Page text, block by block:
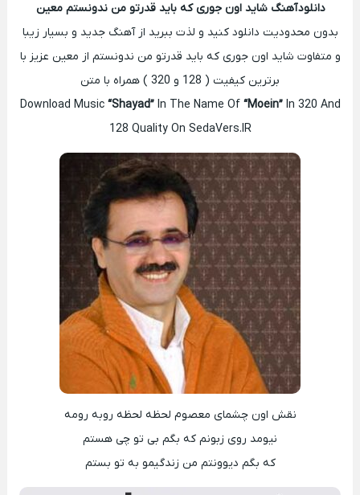
دانلود آهنگ شاید اون جوری که باید قدرتو من ندونستم معین
بدون محدودیت دانلود کنید و لذت ببرید از آهنگ جدید و بسیار زیبا
و متفاوت شاید اون جوری که باید قدرتو من ندونستم از معین عزیز با
برترین کیفیت ( 128 و 320 ) همراه با متن
Download Music “Shayad”In The Name Of “Moein”In 320 And
128 Quality On SedaVers.IR
نقش اون چشمای معصوم لحظه لحظه روبه رومه
نیومد روی زبونم که بگم بی تو چی هستم
که بگم دیوونتم من زندگیمو به تو بستم